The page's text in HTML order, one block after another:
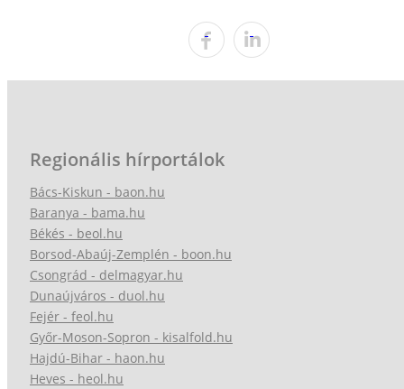
Regionális hírportálok
Bács-Kiskun - baon.hu
Baranya - bama.hu
Békés - beol.hu
Borsod-Abaúj-Zemplén - boon.hu
Csongrád - delmagyar.hu
Dunaújváros - duol.hu
Fejér - feol.hu
Győr-Moson-Sopron - kisalfold.hu
Hajdú-Bihar - haon.hu
Heves - heol.hu